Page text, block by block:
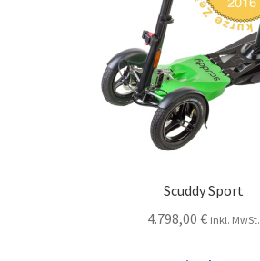
Scuddy Sport
4.798,00 € inkl. MwSt.